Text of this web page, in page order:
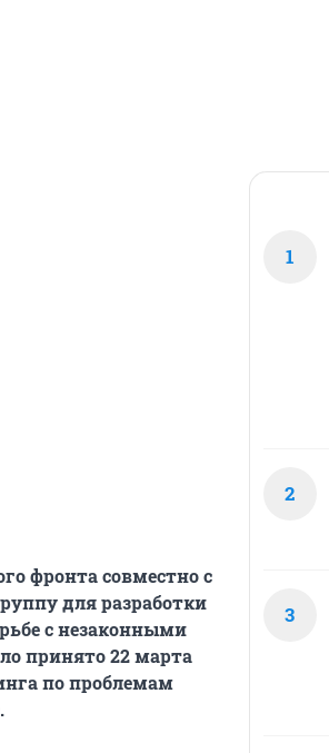
фронта совместно с
для разработки
с незаконными
принято 22 марта
по проблемам
1
2
3